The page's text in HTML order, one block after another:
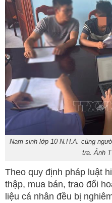
Nam sinh lớp 10 N.H.A. cùng
tra. Ảnh
Theo quy định pháp luật
thập, mua bán, trao đổi
liệu cá nhân đều bị